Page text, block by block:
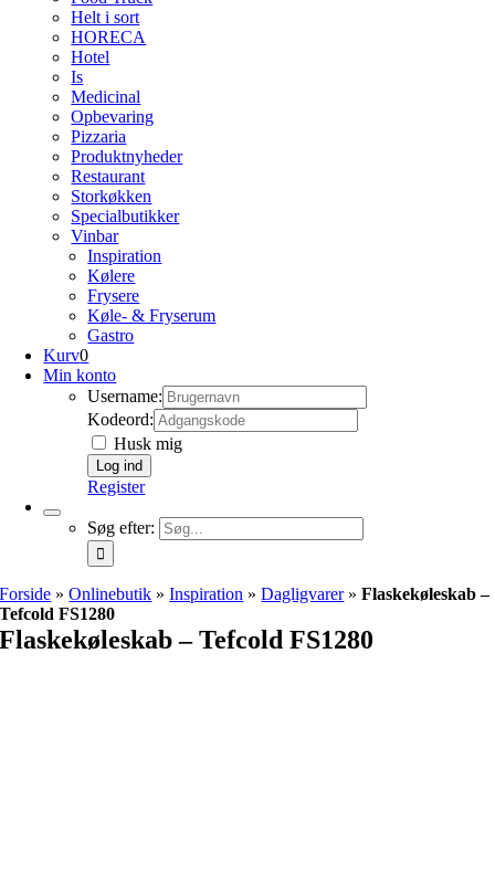
Helt i sort
HORECA
Hotel
Is
Medicinal
Opbevaring
Pizzaria
Produktnyheder
Restaurant
Storkøkken
Specialbutikker
Vinbar
Inspiration
Kølere
Frysere
Køle- & Fryserum
Gastro
Kurv0
Min konto
Username:
Kodeord:
Husk mig
Register
Søg efter:
Forside »Onlinebutik »Inspiration »Dagligvarer»Flaskekøleskab –
Tefcold FS1280
Flaskekøleskab – Tefcold FS1280